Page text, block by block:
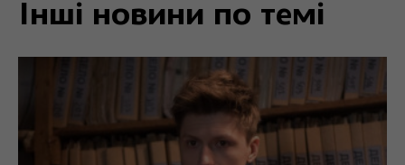
Інші новини по темі